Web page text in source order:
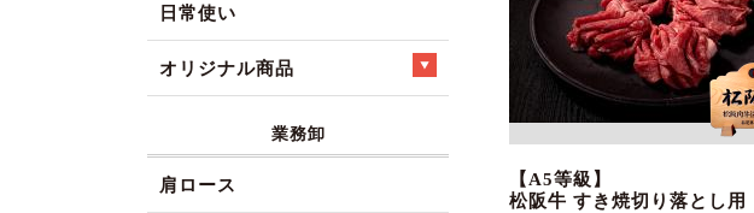
【A5等級】
松阪牛 すき焼切り落とし用
日常使い
オリジナル商品
業務卸
肩ロース